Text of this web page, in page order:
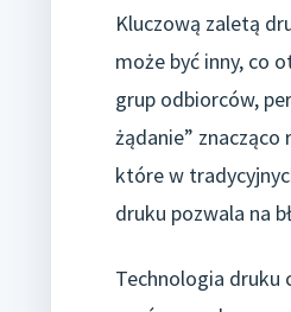
Kluczową zaletą
może być inny, co
grup odbiorców,
żądanie”
które w
druku pozwala na
Technologia druku